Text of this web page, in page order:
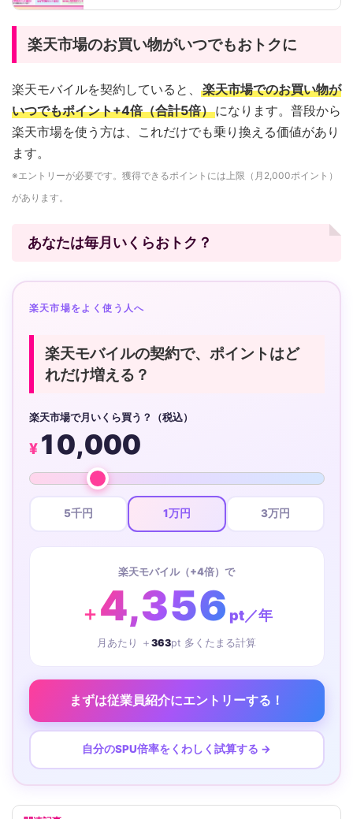
楽天市場のお買い物がいつでもおトクに
楽天モバイルを契約していると、 楽天市場でのお買い物が
いつでもポイント+4倍（合計5倍）になります。普段から
楽天市場を使う方は、これだけでも乗り換える価値があり
ます。
※エントリーが必要です。獲得できるポイントには上限（月2,000ポイント）
があります。
あなたは毎月いくらおトク？
楽天市場をよく使う人へ
楽天モバイルの契約で、ポイントはど
れだけ増える？
楽天市場で月いくら買う？（税込）
¥10,000
5千円 1万円 3万円
楽天モバイル（+4倍）で
＋ 4,356 pt／年
月あたり ＋ 363pt 多くたまる計算
まずは従業員紹介にエントリーする！
自分のSPU倍率をくわしく試算する →